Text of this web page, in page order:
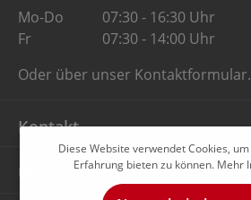
Mo-Do
07:30 - 16:30 Uhr
Fr
07:30 - 14:00 Uhr
Oder über unser Kontaktformular.
Kontakt
Unternehmen
Diese Website verwendet Cookies,
Erfahrung bieten zu können. Mehr